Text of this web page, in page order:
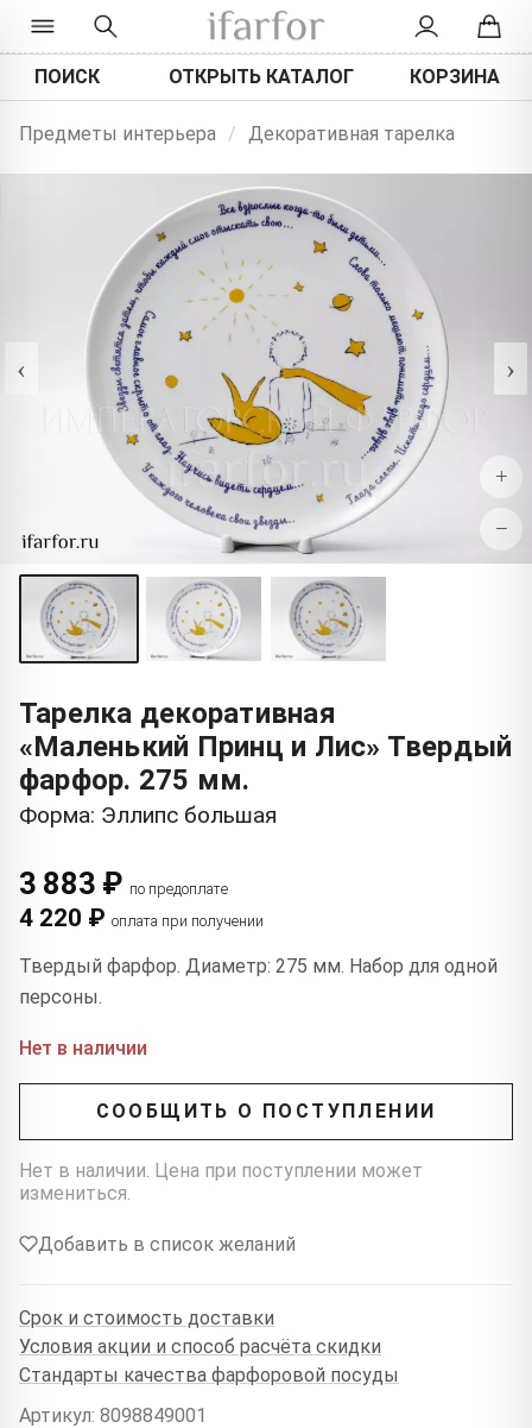
ПОИСК ОТКРЫТЬ КАТАЛОГ КОРЗИНА
Предметы интерьера / Декоративная тарелка
‹ ›
+
−
Тарелка декоративная
«Маленький Принц и Лис» Твердый
фарфор. 275 мм.
Форма: Эллипс большая
3 883 ₽ по предоплате
4 220 ₽ оплата при получении
Твердый фарфор. Диаметр: 275 мм. Набор для одной
персоны.
Нет в наличии
СООБЩИТЬ О ПОСТУПЛЕНИИ
Нет в наличии. Цена при поступлении может
измениться.
Добавить в список желаний
Срок и стоимость доставки
Условия акции и способ расчёта скидки
Стандарты качества фарфоровой посуды
Артикул: 8098849001